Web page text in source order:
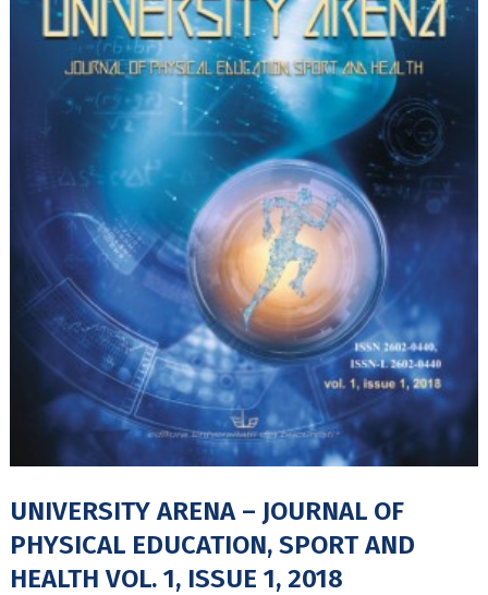
UNIVERSITY ARENA – JOURNAL OF
PHYSICAL EDUCATION, SPORT AND
HEALTH VOL. 1, ISSUE 1, 2018